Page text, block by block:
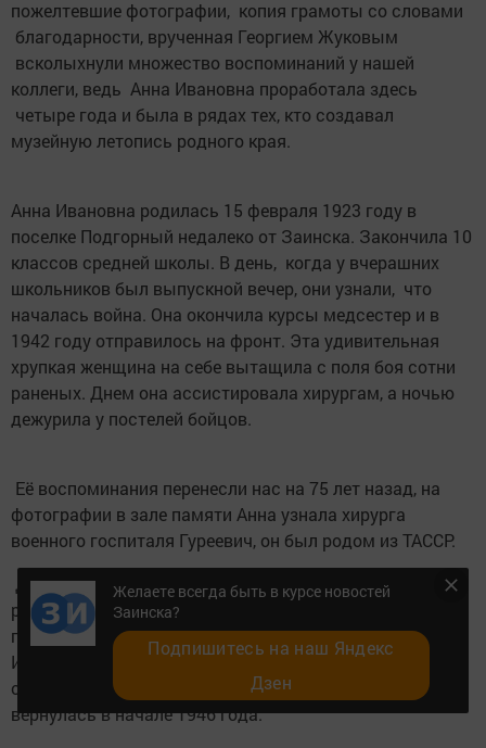
пожелтевшие фотографии, копия грамоты со словами
благодарности, врученная Георгием Жуковым
всколыхнули множество воспоминаний у нашей
коллеги, ведь Анна Ивановна проработала здесь
четыре года и была в рядах тех, кто создавал
музейную летопись родного края.
Анна Ивановна родилась 15 февраля 1923 году в
поселке Подгорный недалеко от Заинска. Закончила 10
классов средней школы. В день, когда у вчерашних
школьников был выпускной вечер, они узнали, что
началась война. Она окончила курсы медсестер и в
1942 году отправилось на фронт. Эта удивительная
хрупкая женщина на себе вытащила с поля боя сотни
раненых. Днем она ассистировала хирургам, а ночью
дежурила у постелей бойцов.
Её воспоминания перенесли нас на 75 лет назад, на
фотографии в зале памяти Анна узнала хирурга
военного госпиталя Гуреевич, он был родом из ТАССР.
День водружения Знамени Победы на здание
рейхстага сохранился в ее памяти до мельчайших
подробностей. После Победы несколько месяцев Анна
Ивановна жила и работала в Берлине, продолжила
оперировать и ухаживать за больными, домой
вернулась в начале 1946 года.
Желаете всегда быть в курсе новостей
Заинска?
Подпишитесь на наш Яндекс
Дзен